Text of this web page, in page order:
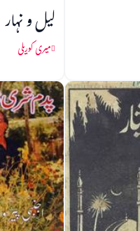
لیل و نہار
میری کوریلی